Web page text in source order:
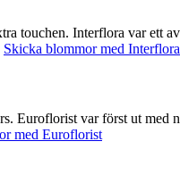
att beställa
Skicka blommor med Interflora
att
med Euroflorist